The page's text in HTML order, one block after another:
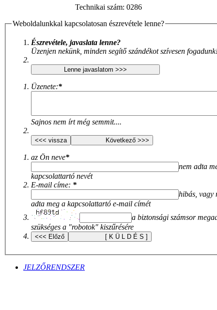
Technikai szám: 0286
Weboldalunkkal kapcsolatosan észrevétele lenne?
Észrevétele, javaslata lenne?
Üzenjen nekünk, minden segítő szándékot szívesen
Üzenete:*
Sajnos nem írt még semmit....
az Ön neve*
nem adta
kapcsolattartó nevét
E-mail címe: *
hibás, vagy
adta meg a kapcsolattartó e-mail címét
a biztonsági számsor
szükséges a "robotok" kiszűrésére
JELZŐRENDSZER